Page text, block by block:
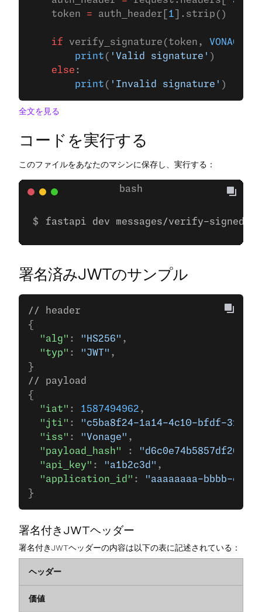
    token
= auth_header[ 1 ].strip()
    if
verify_signature(token,
        print
( 'Valid signature' )
    else
:
        print
( 'Invalid signature' )
全文を見る
コードを実行する
このファイルをあなたのマシンに保存し、実行する：
fastapi dev messages/verify-signed-
署名済みJWTのサンプル
// header
{
  "alg"
: "HS256" ,
  "typ"
: "JWT" ,
}
// payload
{
  "iat"
: 1587494962 ,
  "jti"
:
"c5ba8f24-1a14-4c10-bfdf-
  "iss"
: "Vonage" ,
  "payload_hash"
:
  "api_key"
: "a1b2c3d" ,
  "application_id"
:
"aaaaaaaa-bbbb-
}
署名付きJWTヘッダー
署名付きJWTヘッダーの内容は以下の表に記述されている：
ヘッダー
価値